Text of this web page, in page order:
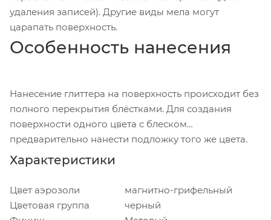
удаления записей). Другие виды мела могут
царапать поверхность.
Особенность нанесения
Нанесение глиттера на поверхность происходит без
полного перекрытия блёстками. Для создания
поверхности одного цвета с блеском
предварительно нанести подложку того же цвета.
Характеристики
Цвет аэрозоли
магнитно-грифельный
Цветовая группа
черный